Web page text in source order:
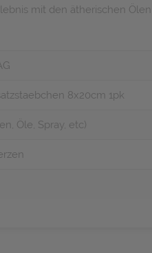
mit den ätherischen
8x20cm 1pk
Öle, Spray, etc)